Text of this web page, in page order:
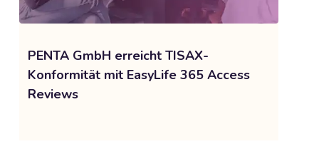
PENTA GmbH erreicht TISAX-
Konformität mit EasyLife 365 Access
Reviews